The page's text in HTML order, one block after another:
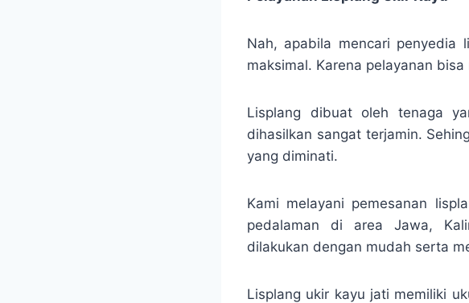
Nah, apabila mencari penyedia
maksimal. Karena pelayanan
Lisplang dibuat oleh tenaga
dihasilkan sangat terjamin.
yang diminati.
Kami melayani pemesanan
pedalaman di area Jawa,
dilakukan dengan mudah serta
Lisplang ukir kayu jati memiliki